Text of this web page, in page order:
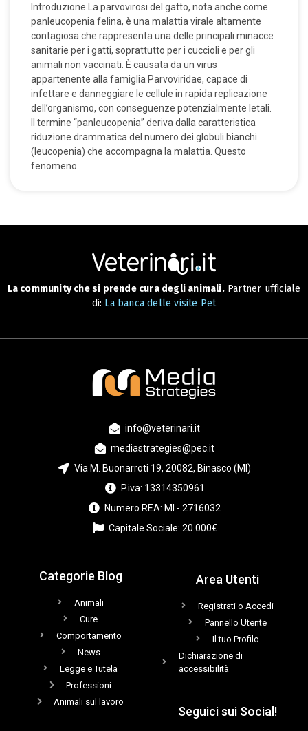
Introduzione La parvovirosi del gatto, nota anche come
panleucopenia felina, è una malattia virale altamente
contagiosa che rappresenta una delle principali minacce
sanitarie per i gatti, soprattutto per i cuccioli e per gli
animali non vaccinati. È causata da un virus
appartenente alla famiglia Parvoviridae, capace di
infettare e danneggiare le cellule in rapida replicazione
dell’organismo, con conseguenze potenzialmente letali.
Il termine “panleucopenia” deriva dalla caratteristica
riduzione drammatica del numero dei globuli bianchi
(leucopenia) che accompagna la malattia. Questo
fenomeno
La community che si prende cura degli animali.Partner ufficiale
di: La banca delle visite Pet
info@veterinari.it
mediastrategies@pec.it
Via M. Buonarroti 19, 20082, Binasco (MI)
P.iva: 13314350961
Numero REA: MI - 2716032
Capitale Sociale: 20.000€
Categorie Blog
Animali
Cure
Comportamento
News
Legge e Tutela
Professioni
Animali sul lavoro
Area Utenti
Registrati o Accedi
Pannello Utente
Il tuo Profilo
Dichiarazione di
accessibilità
Seguici sui Social!